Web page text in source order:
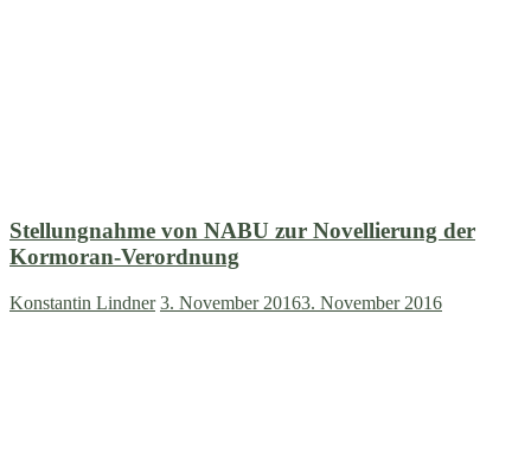
Stellungnahme von NABU zur Novellierung der
Kormoran-Verordnung
Konstantin Lindner 3. November 20163. November 2016